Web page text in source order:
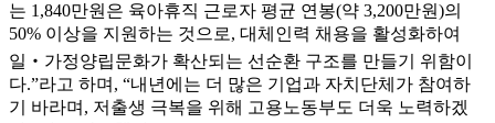
는 1,840만원은 육아휴직 근로자 평균 연봉(약 3,200만원)의
50% 이상을 지원하는 것으로, 대체인력 채용을 활성화하여
일‧가정양립문화가 확산되는 선순환 구조를 만들기 위함이
다.”라고 하며, “내년에는 더 많은 기업과 자치단체가 참여하
기 바라며, 저출생 극복을 위해 고용노동부도 더욱 노력하겠